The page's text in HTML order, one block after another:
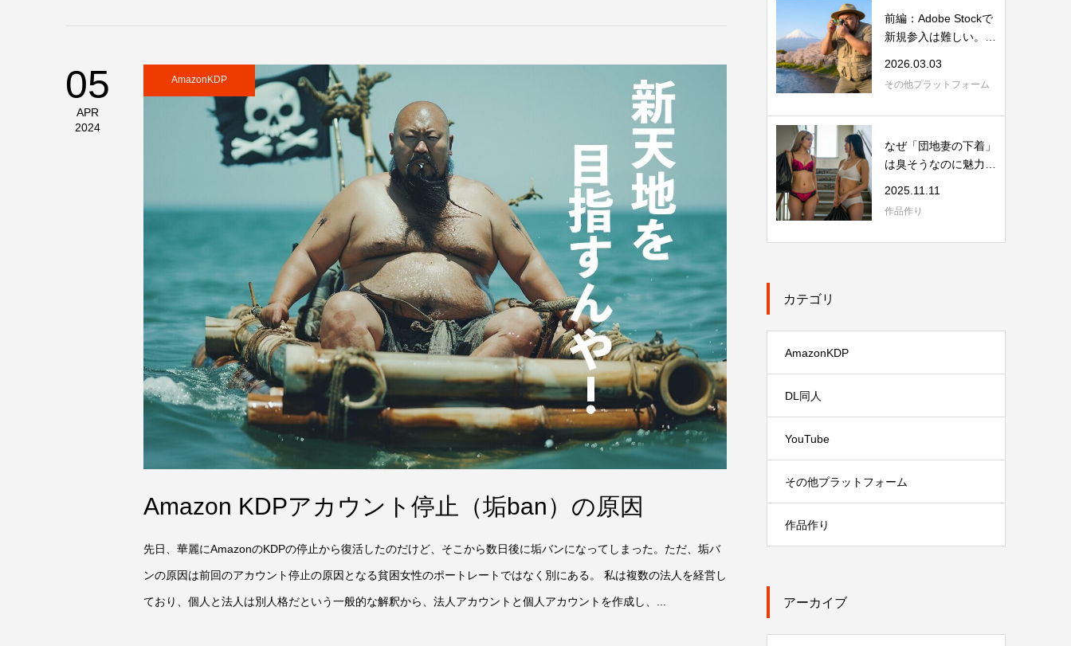
05
APR
2024
AmazonKDP
Amazon KDPアカウント停止（垢ban）の原因
先日、華麗にAmazonのKDPの停止から復活したのだけど、そこから数日後に垢バンになってしまった。ただ、垢バ
ンの原因は前回のアカウント停止の原因となる貧困女性のポートレートではなく別にある。 私は複数の法人を経営し
ており、個人と法人は別人格だという一般的な解釈から、法人アカウントと個人アカウントを作成し、...
前編：Adobe Stockで
新規参入は難しい。審
2026.03.03
その他プラットフォーム
なぜ「団地妻の下着」
は臭そうなのに魅力的
2025.11.11
作品作り
カテゴリ
AmazonKDP
DL同人
YouTube
その他プラットフォーム
作品作り
アーカイブ